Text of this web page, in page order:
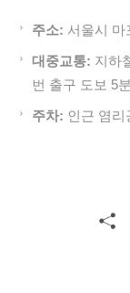
주소: 서울시 마
대중교통: 지하
번 출구 도보 5분
주차: 인근 염리